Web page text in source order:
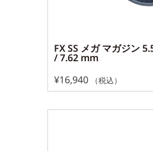
FX SS メガ マガジン
/ 7.62 mm
¥16,940 （税込）